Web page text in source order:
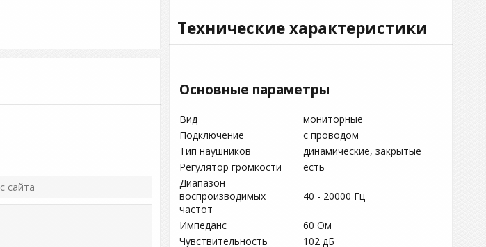
Технические характеристики
Основные параметры
Вид
мониторные
Подключение
с проводом
Тип наушников
динамические, закрытые
Регулятор громкости
есть
Диапазон
воспроизводимых
частот
40 - 20000 Гц
Импеданс
60 Ом
Чувствительность
102 дБ